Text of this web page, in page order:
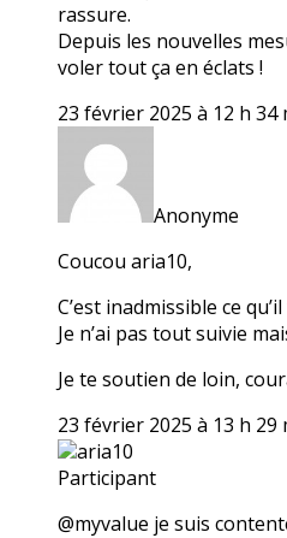
rassure.
Depuis les nouvelles
voler tout ça en éclats !
23 février 2025 à 12 h 34
Anonyme
Coucou aria10,
C’est inadmissible ce
Je n’ai pas tout suivie
Je te soutien de loin,
23 février 2025 à 13 h 29
aria10
Participant
@myvalue je suis